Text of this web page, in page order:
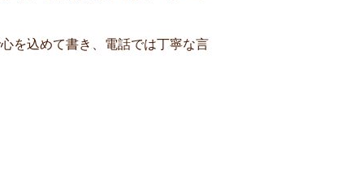
を込めて書き、電話では丁寧な言